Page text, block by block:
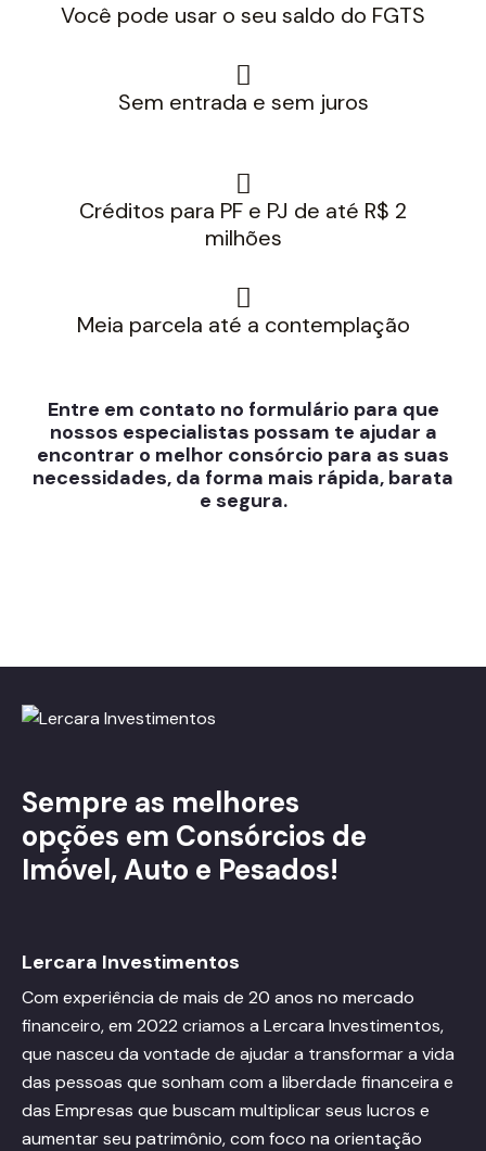
Você pode usar o seu saldo do FGTS
Sem entrada e sem juros
Créditos para PF e PJ de até R$ 2
milhões
Meia parcela até a contemplação
Entre em contato no formulário para que
nossos especialistas possam te ajudar a
encontrar o melhor consórcio para as suas
necessidades, da forma mais rápida, barata
e segura.
Sempre as melhores
opções em Consórcios de
Imóvel, Auto e Pesados!
Lercara Investimentos
Com experiência de mais de 20 anos no mercado
financeiro, em 2022 criamos a Lercara Investimentos,
que nasceu da vontade de ajudar a transformar a vida
das pessoas que sonham com a liberdade financeira e
das Empresas que buscam multiplicar seus lucros e
aumentar seu patrimônio, com foco na orientação